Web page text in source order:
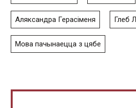
Аляксандра Герасіменя Глеб
Мова пачынаецца з цябе